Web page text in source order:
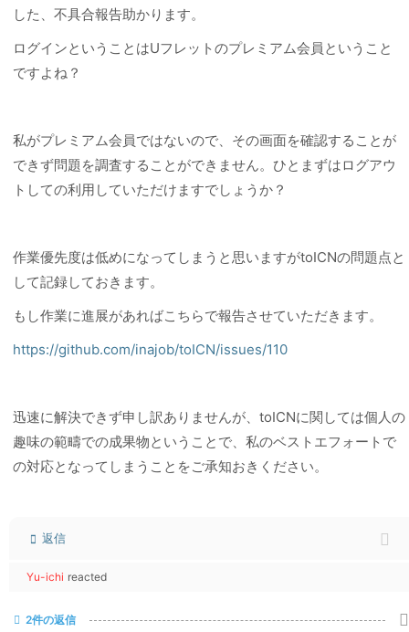
した、不具合報告助かります。
ログインということはUフレットのプレミアム会員ということ
ですよね？
私がプレミアム会員ではないので、その画面を確認することが
できず問題を調査することができません。ひとまずはログアウ
トしての利用していただけますでしょうか？
作業優先度は低めになってしまうと思いますがtoICNの問題点と
して記録しておきます。
もし作業に進展があればこちらで報告させていただきます。
https://github.com/inajob/toICN/issues/110
迅速に解決できず申し訳ありませんが、toICNに関しては個人の
趣味の範疇での成果物ということで、私のベストエフォートで
の対応となってしまうことをご承知おきください。
返信
Yu-ichi reacted
2件の返信